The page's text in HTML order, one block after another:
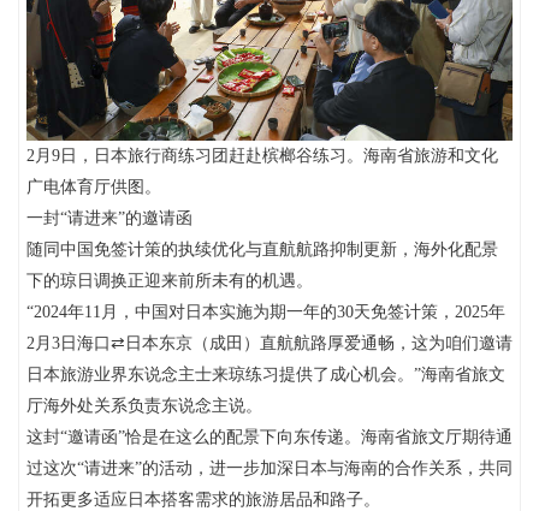
2月9日，日本旅行商练习团赶赴槟榔谷练习。海南省旅游和文化
广电体育厅供图。
一封“请进来”的邀请函
随同中国免签计策的执续优化与直航航路抑制更新，海外化配景
下的琼日调换正迎来前所未有的机遇。
“2024年11月，中国对日本实施为期一年的30天免签计策，2025年
2月3日海口⇄日本东京（成田）直航航路厚爱通畅，这为咱们邀请
日本旅游业界东说念主士来琼练习提供了成心机会。”海南省旅文
厅海外处关系负责东说念主说。
这封“邀请函”恰是在这么的配景下向东传递。海南省旅文厅期待通
过这次“请进来”的活动，进一步加深日本与海南的合作关系，共同
开拓更多适应日本搭客需求的旅游居品和路子。